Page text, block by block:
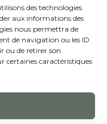
des technologies
aux informations des
nous permettra de
de navigation ou les ID
ou de retirer son
certaines caractéristiques